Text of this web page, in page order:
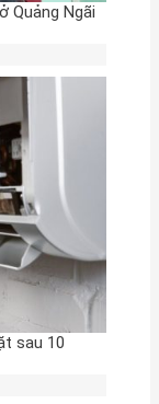
Quảng Ngãi
sau 10